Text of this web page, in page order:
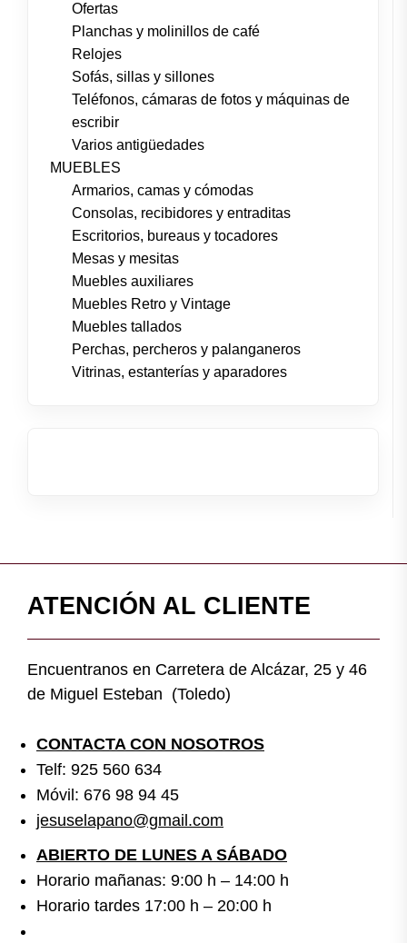
Ofertas
Planchas y molinillos de café
Relojes
Sofás, sillas y sillones
Teléfonos, cámaras de fotos y máquinas de
escribir
Varios antigüedades
MUEBLES
Armarios, camas y cómodas
Consolas, recibidores y entraditas
Escritorios, bureaus y tocadores
Mesas y mesitas
Muebles auxiliares
Muebles Retro y Vintage
Muebles tallados
Perchas, percheros y palanganeros
Vitrinas, estanterías y aparadores
ATENCIÓN AL CLIENTE
Encuentranos en Carretera de Alcázar, 25 y 46
de Miguel Esteban (Toledo)
CONTACTA CON NOSOTROS
Telf: 925 560 634
Móvil: 676 98 94 45
jesuselapano@gmail.com
ABIERTO DE LUNES A SÁBADO
Horario mañanas: 9:00 h – 14:00 h
Horario tardes 17:00 h – 20:00 h